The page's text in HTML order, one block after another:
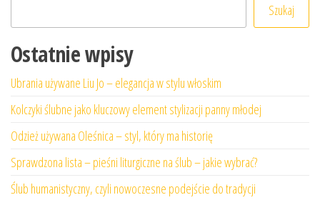
Szukaj
Ostatnie wpisy
Ubrania używane Liu Jo – elegancja w stylu włoskim
Kolczyki ślubne jako kluczowy element stylizacji panny młodej
Odzież używana Oleśnica – styl, który ma historię
Sprawdzona lista – pieśni liturgiczne na ślub – jakie wybrać?
Ślub humanistyczny, czyli nowoczesne podejście do tradycji